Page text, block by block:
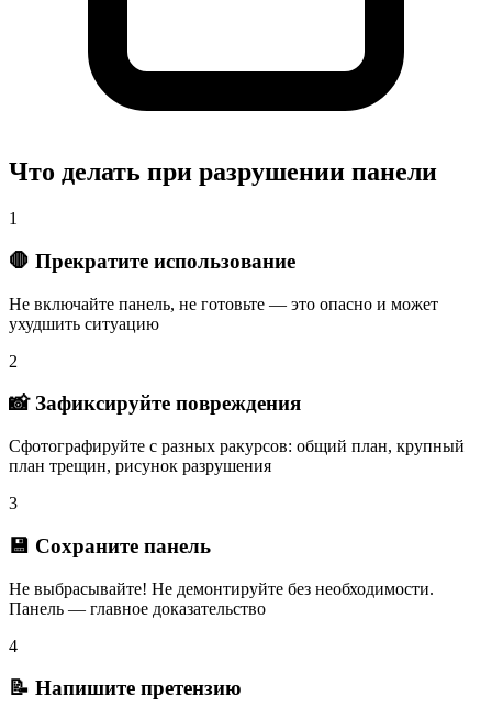
Что делать при разрушении панели
1
🛑 Прекратите использование
Не включайте панель, не готовьте — это опасно и может
ухудшить ситуацию
2
📸 Зафиксируйте повреждения
Сфотографируйте с разных ракурсов: общий план, крупный
план трещин, рисунок разрушения
3
💾 Сохраните панель
Не выбрасывайте! Не демонтируйте без необходимости.
Панель — главное доказательство
4
📝 Напишите претензию